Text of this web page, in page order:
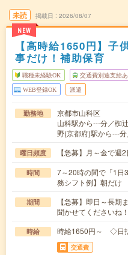
未読
NEW
掲載日 2026/08/07
【高時給1650円】子
事だけ！補助保育
職種未経験OK 交通費別途支給あ
WEB登録OK 派遣
勤務地
京都市山科区
山科駅から---分／椥
野(京都府)駅から---
曜日頻度 【急募】月～金で週
時間
7～20時の間で「1日
務シフト例】朝だ
期間
【急募】即日～長期
聞かせてくださいね！
時給 時給1650円～ ◇日
交通費